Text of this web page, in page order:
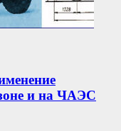
и на ЧАЭС